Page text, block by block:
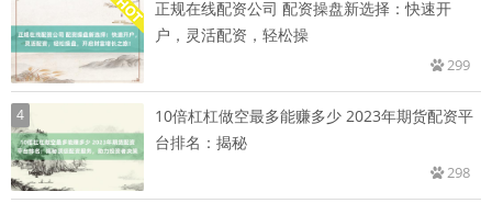
正规在线配资公司 配资操盘新选择：快速开
户，灵活配资，轻松操
299
4
10倍杠杠做空最多能赚多少 2023年期货配资平
台排名：揭秘
298